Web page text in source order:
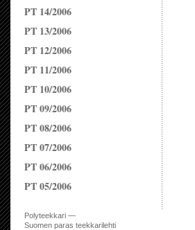
PT 14/2006
PT 13/2006
PT 12/2006
PT 11/2006
PT 10/2006
PT 09/2006
PT 08/2006
PT 07/2006
PT 06/2006
PT 05/2006
Polyteekkari —
Suomen paras teekkarilehti